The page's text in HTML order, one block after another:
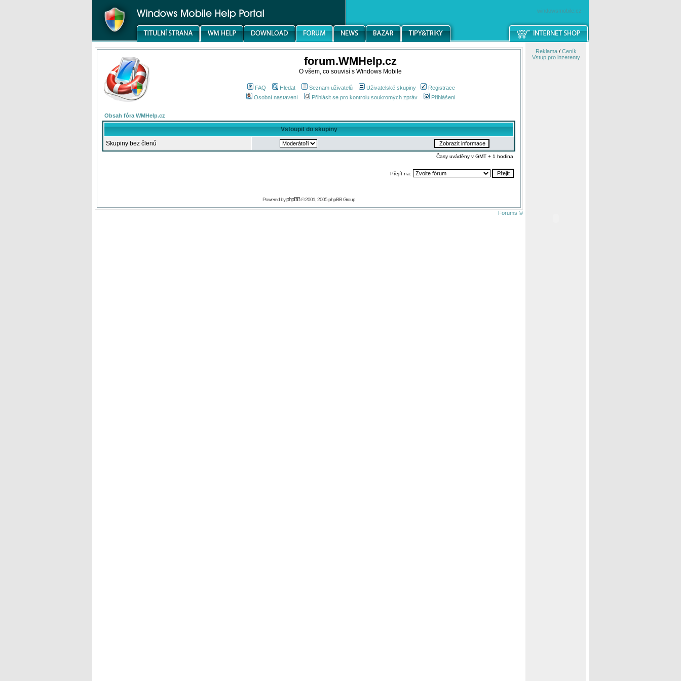
windowsmobile.cz
forum.WMHelp.cz
O všem, co souvisí s Windows Mobile
FAQ Hledat Seznam uživatelů Uživatelské skupiny
Registrace
Osobní nastavení
Přihlásit se pro kontrolu soukromých zpráv Přihlášení
Obsah fóra WMHelp.cz
Vstoupit do skupiny
Skupiny bez členů
Časy uváděny v GMT + 1 hodina
Přejít na:
Powered byphpBB© 2001, 2005 phpBB Group
Forums ©
Reklama/ Ceník
Vstup pro inzerenty